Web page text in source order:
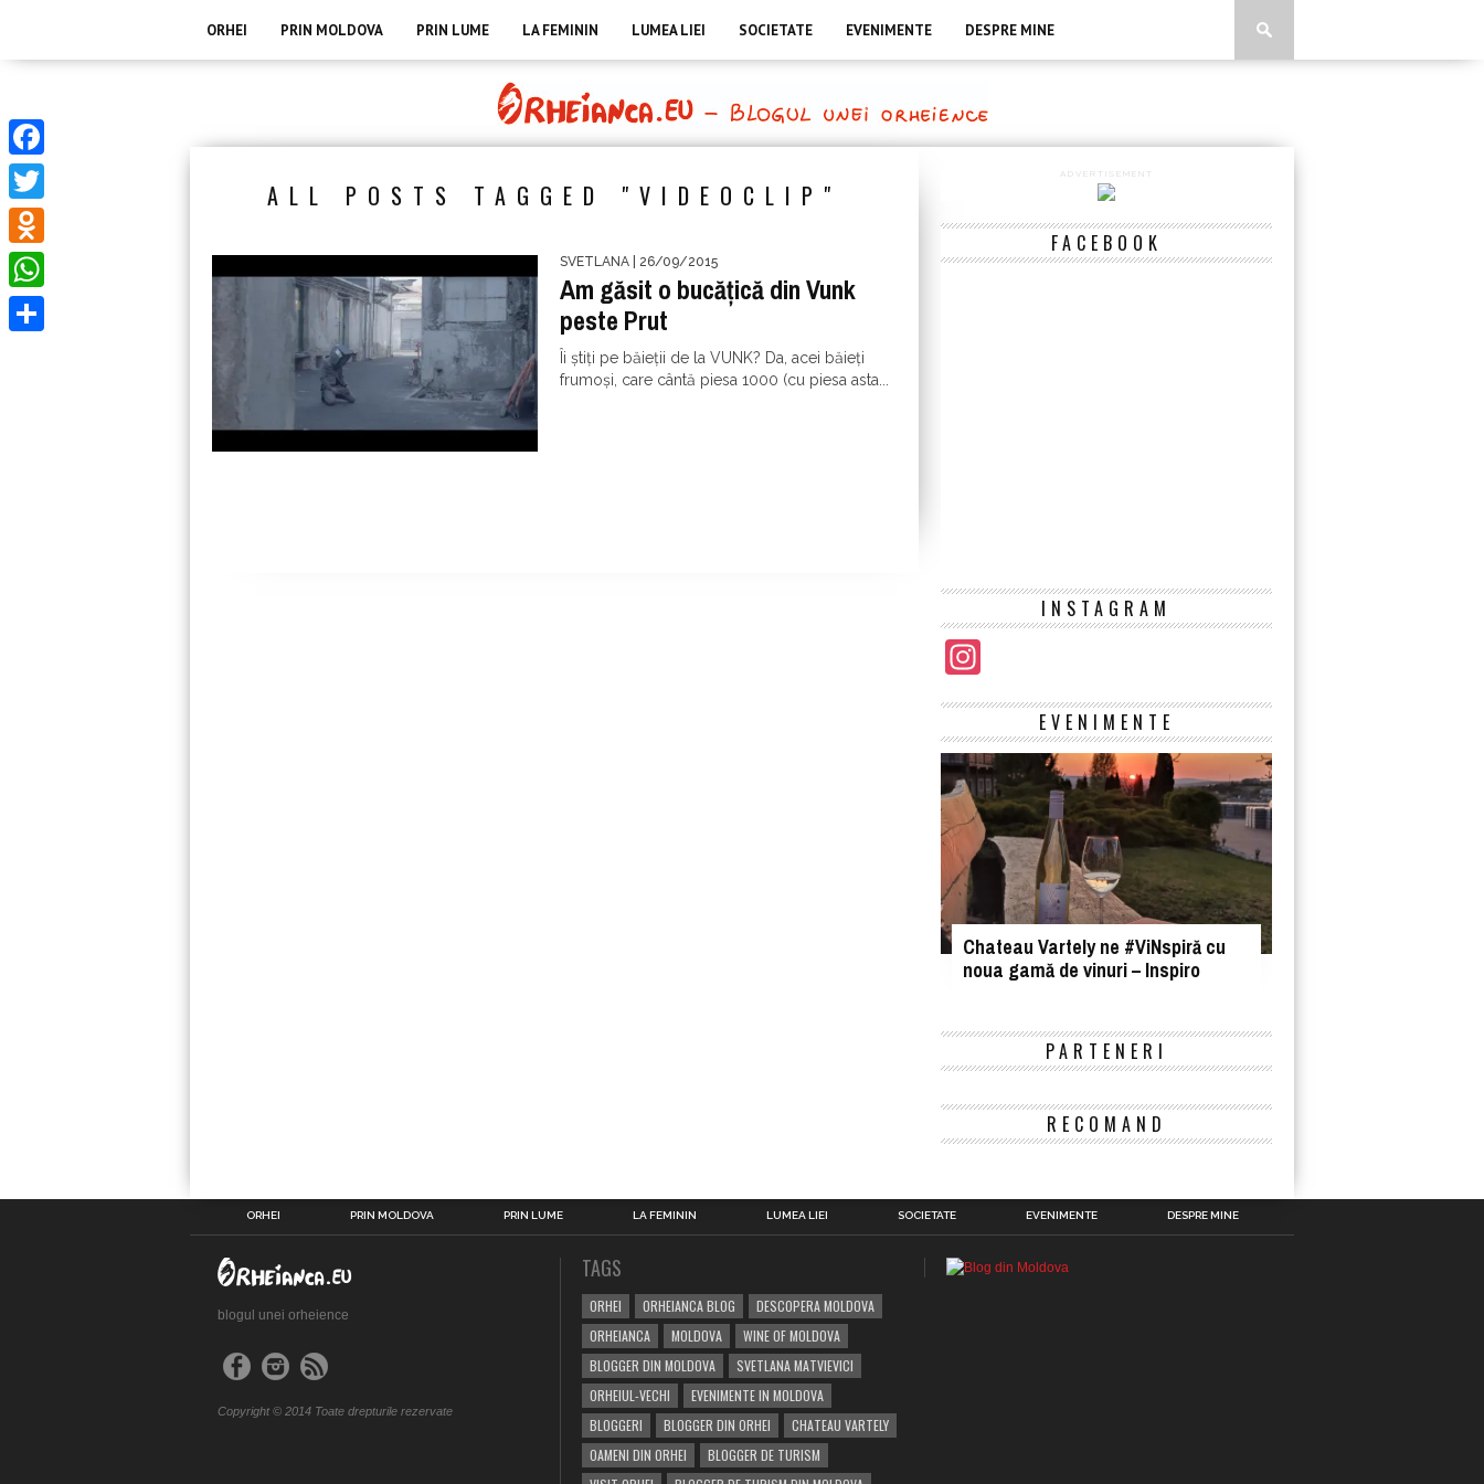
ORHEI PRIN MOLDOVA PRIN LUME LA FEMININ LUMEA LIEI SOCIETATE EVENIMENTE DESPRE MINE
ALL POSTS TAGGED "VIDEOCLIP"
SVETLANA | 26/09/2015
Am găsit o bucățică din Vunk
peste Prut
Îi știți pe băieții de la VUNK? Da, acei băieți
frumoși, care cântă piesa 1000 (cu piesa asta...
ADVERTISEMENT
FACEBOOK
INSTAGRAM
EVENIMENTE
Chateau Vartely ne #ViNspiră cu
noua gamă de vinuri – Inspiro
PARTENERI
RECOMAND
ORHEI PRIN MOLDOVA PRIN LUME LA FEMININ LUMEA LIEI SOCIETATE EVENIMENTE DESPRE MINE
blogul unei orheience
Copyright © 2014 Toate drepturile rezervate
TAGS
ORHEI ORHEIANCA BLOG
DESCOPERA MOLDOVA
ORHEIANCA
MOLDOVA
WINE OF MOLDOVA
BLOGGER DIN MOLDOVA
SVETLANA MATVIEVICI
ORHEIUL-VECHI
EVENIMENTE IN MOLDOVA
BLOGGERI
BLOGGER DIN ORHEI
CHATEAU VARTELY
OAMENI DIN ORHEI
BLOGGER DE TURISM
Facebook
Twitter
Odnoklassniki
WhatsApp